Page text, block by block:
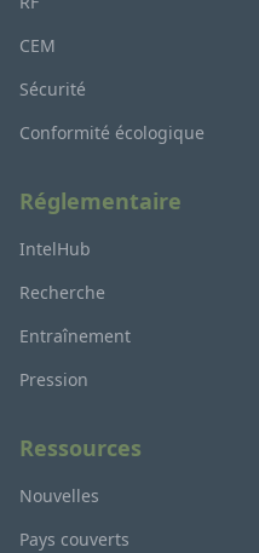
CEM
Sécurité
Conformité écologique
Réglementaire
IntelHub
Recherche
Entraînement
Pression
Ressources
Nouvelles
Pays couverts